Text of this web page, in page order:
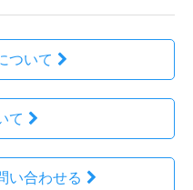
ついて
て
い合わせる